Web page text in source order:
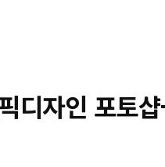
디자인 포토